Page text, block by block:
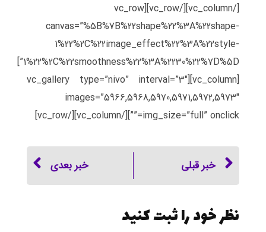
[/vc_column][/vc_row][vc_row
canvas=”%5B%7B%22shape%22%3A%22shape-
1%22%2C%22image_effect%22%3A%22style-
1%22%2C%22smoothness%22%3A%2230%22%7D%5D”]
[vc_column][vc_gallery type=”nivo” interval=”3″
images=”5966,5968,5970,5971,5972,5973″
img_size=”full” onclick=””][/vc_column][/vc_row]
خبر قبلی خبر بعدی
نظر خود را ثبت کنید